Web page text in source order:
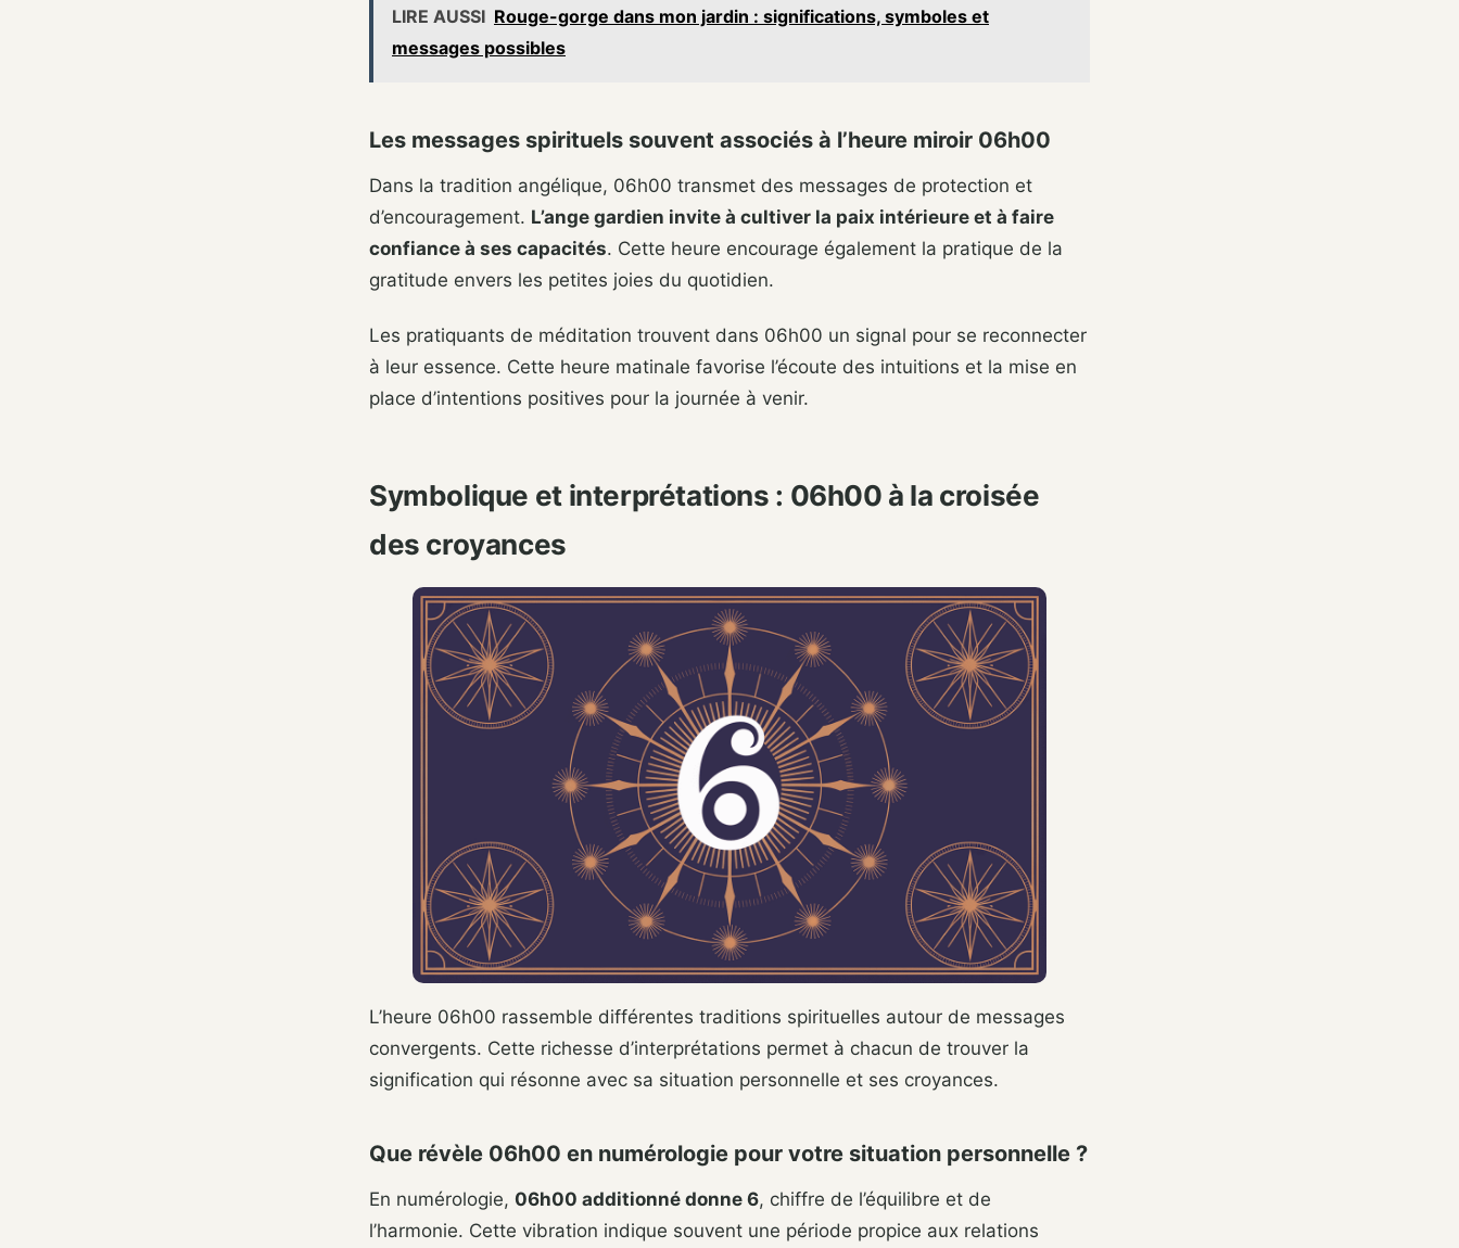
LIRE AUSSI Rouge-gorge dans mon jardin : significations, symboles et
messages possibles
Les messages spirituels souvent associés à l’heure miroir 06h00
Dans la tradition angélique, 06h00 transmet des messages de protection et
d’encouragement. L’ange gardien invite à cultiver la paix intérieure et à faire
confiance à ses capacités. Cette heure encourage également la pratique de la
gratitude envers les petites joies du quotidien.
Les pratiquants de méditation trouvent dans 06h00 un signal pour se reconnecter
à leur essence. Cette heure matinale favorise l’écoute des intuitions et la mise en
place d’intentions positives pour la journée à venir.
Symbolique et interprétations : 06h00 à la croisée
des croyances
L’heure 06h00 rassemble différentes traditions spirituelles autour de messages
convergents. Cette richesse d’interprétations permet à chacun de trouver la
signification qui résonne avec sa situation personnelle et ses croyances.
Que révèle 06h00 en numérologie pour votre situation personnelle ?
En numérologie, 06h00 additionné donne 6, chiffre de l’équilibre et de
l’harmonie. Cette vibration indique souvent une période propice aux relations